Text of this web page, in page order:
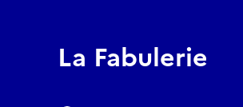
La Fabulerie